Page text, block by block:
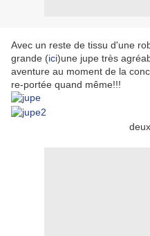
Avec un reste de tissu d'une
grande (ici)une jupe très
aventure au moment de la
re-portée quand même!!!